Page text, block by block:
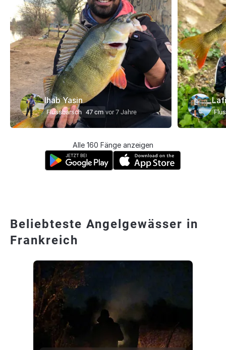
Ihab Yasin
Flussbarsch 47 cm vor 7 Jahre
Alle 160 Fänge anzeigen
Beliebteste Angelgewässer in
Frankreich